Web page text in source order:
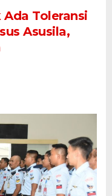
Toleransi
Asusila,